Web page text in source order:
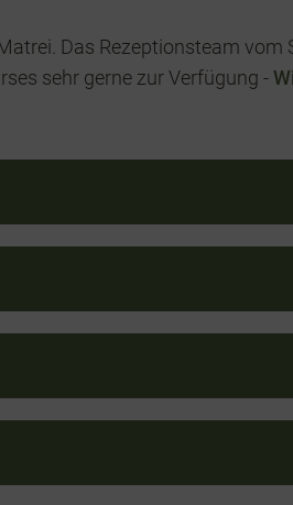
Das Rezeptionsteam
sehr gerne zur Verfügung -